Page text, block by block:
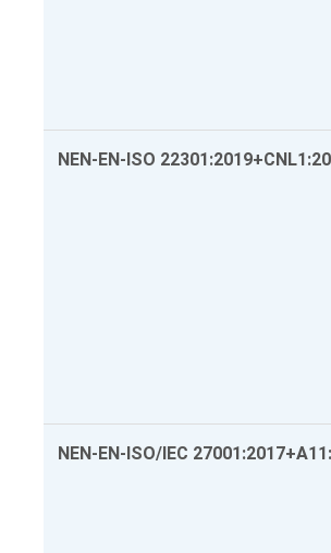
NEN-EN-ISO
NEN-EN-ISO/IEC